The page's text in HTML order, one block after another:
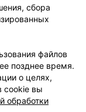
сбора
файлов
позднее время.
о целях,
cookie вы
обработки